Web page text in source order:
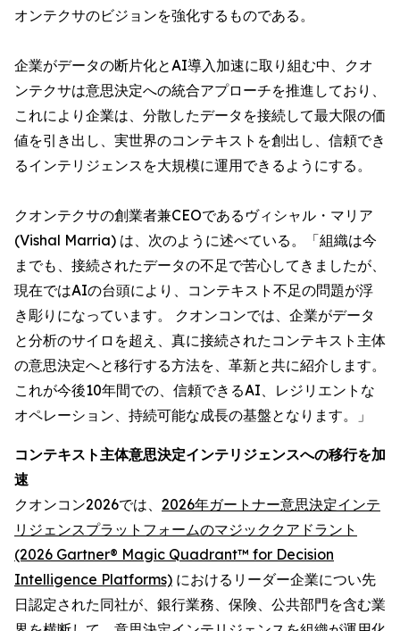
オンテクサのビジョンを強化するものである。
企業がデータの断片化とAI導入加速に取り組む中、クオ
ンテクサは意思決定への統合アプローチを推進しており、
これにより企業は、分散したデータを接続して最大限の価
値を引き出し、実世界のコンテキストを創出し、信頼でき
るインテリジェンスを大規模に運用できるようにする。
クオンテクサの創業者兼CEOであるヴィシャル・マリア
(Vishal Marria) は、次のように述べている。「組織は今
までも、接続されたデータの不足で苦心してきましたが、
現在ではAIの台頭により、コンテキスト不足の問題が浮
き彫りになっています。 クオンコンでは、企業がデータ
と分析のサイロを超え、真に接続されたコンテキスト主体
の意思決定へと移行する方法を、革新と共に紹介します。
これが今後10年間での、信頼できるAI、レジリエントな
オペレーション、持続可能な成長の基盤となります。」
コンテキスト主体意思決定インテリジェンスへの移行を加
速
クオンコン2026では、 2026年ガートナー意思決定インテ
リジェンスプラットフォームのマジッククアドラント
(2026 Gartner® Magic Quadrant™ for Decision
Intelligence Platforms) におけるリーダー企業につい先
日認定された同社が、銀行業務、保険、公共部門を含む業